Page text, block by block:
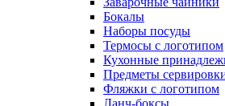
Бокалы
Наборы посуды
Термосы с логотипом
Кухонные
Предметы
Фляжки с логотипом
Ланч-боксы